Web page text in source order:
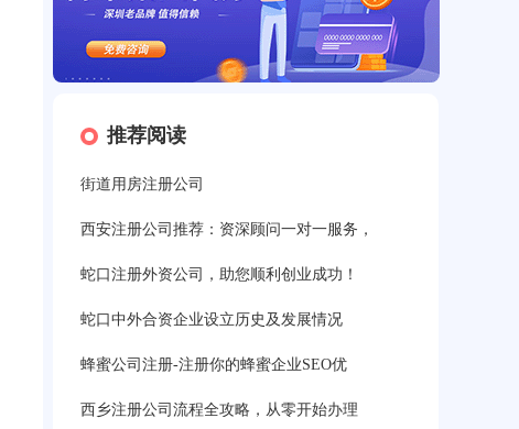
推荐阅读
街道用房注册公司
西安注册公司推荐：资深顾问一对一服务，
蛇口注册外资公司，助您顺利创业成功！
蛇口中外合资企业设立历史及发展情况
蜂蜜公司注册-注册你的蜂蜜企业SEO优
西乡注册公司流程全攻略，从零开始办理